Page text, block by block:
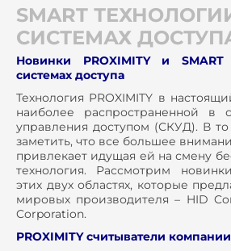
SMART
СИСТЕМАХ
Новинки PROXIMITY и
системах доступа
Технология PROXIMITY в
наиболее распространенной в
управления доступом (СКУД). В
заметить, что все большее
привлекает идущая ей на смену
технология. Рассмотрим
этих двух областях, которые
мировых производителя – HID
Corporation.
PROXIMITY считыватели